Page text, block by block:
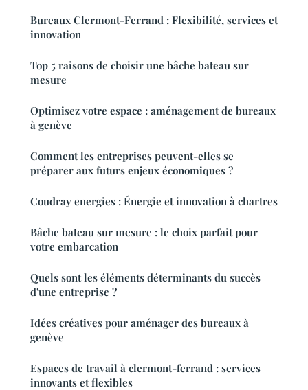
Bureaux Clermont-Ferrand : Flexibilité, services et
innovation
Top 5 raisons de choisir une bâche bateau sur
mesure
Optimisez votre espace : aménagement de bureaux
à genève
Comment les entreprises peuvent-elles se
préparer aux futurs enjeux économiques ?
Coudray energies : Énergie et innovation à chartres
Bâche bateau sur mesure : le choix parfait pour
votre embarcation
Quels sont les éléments déterminants du succès
d'une entreprise ?
Idées créatives pour aménager des bureaux à
genève
Espaces de travail à clermont-ferrand : services
innovants et flexibles